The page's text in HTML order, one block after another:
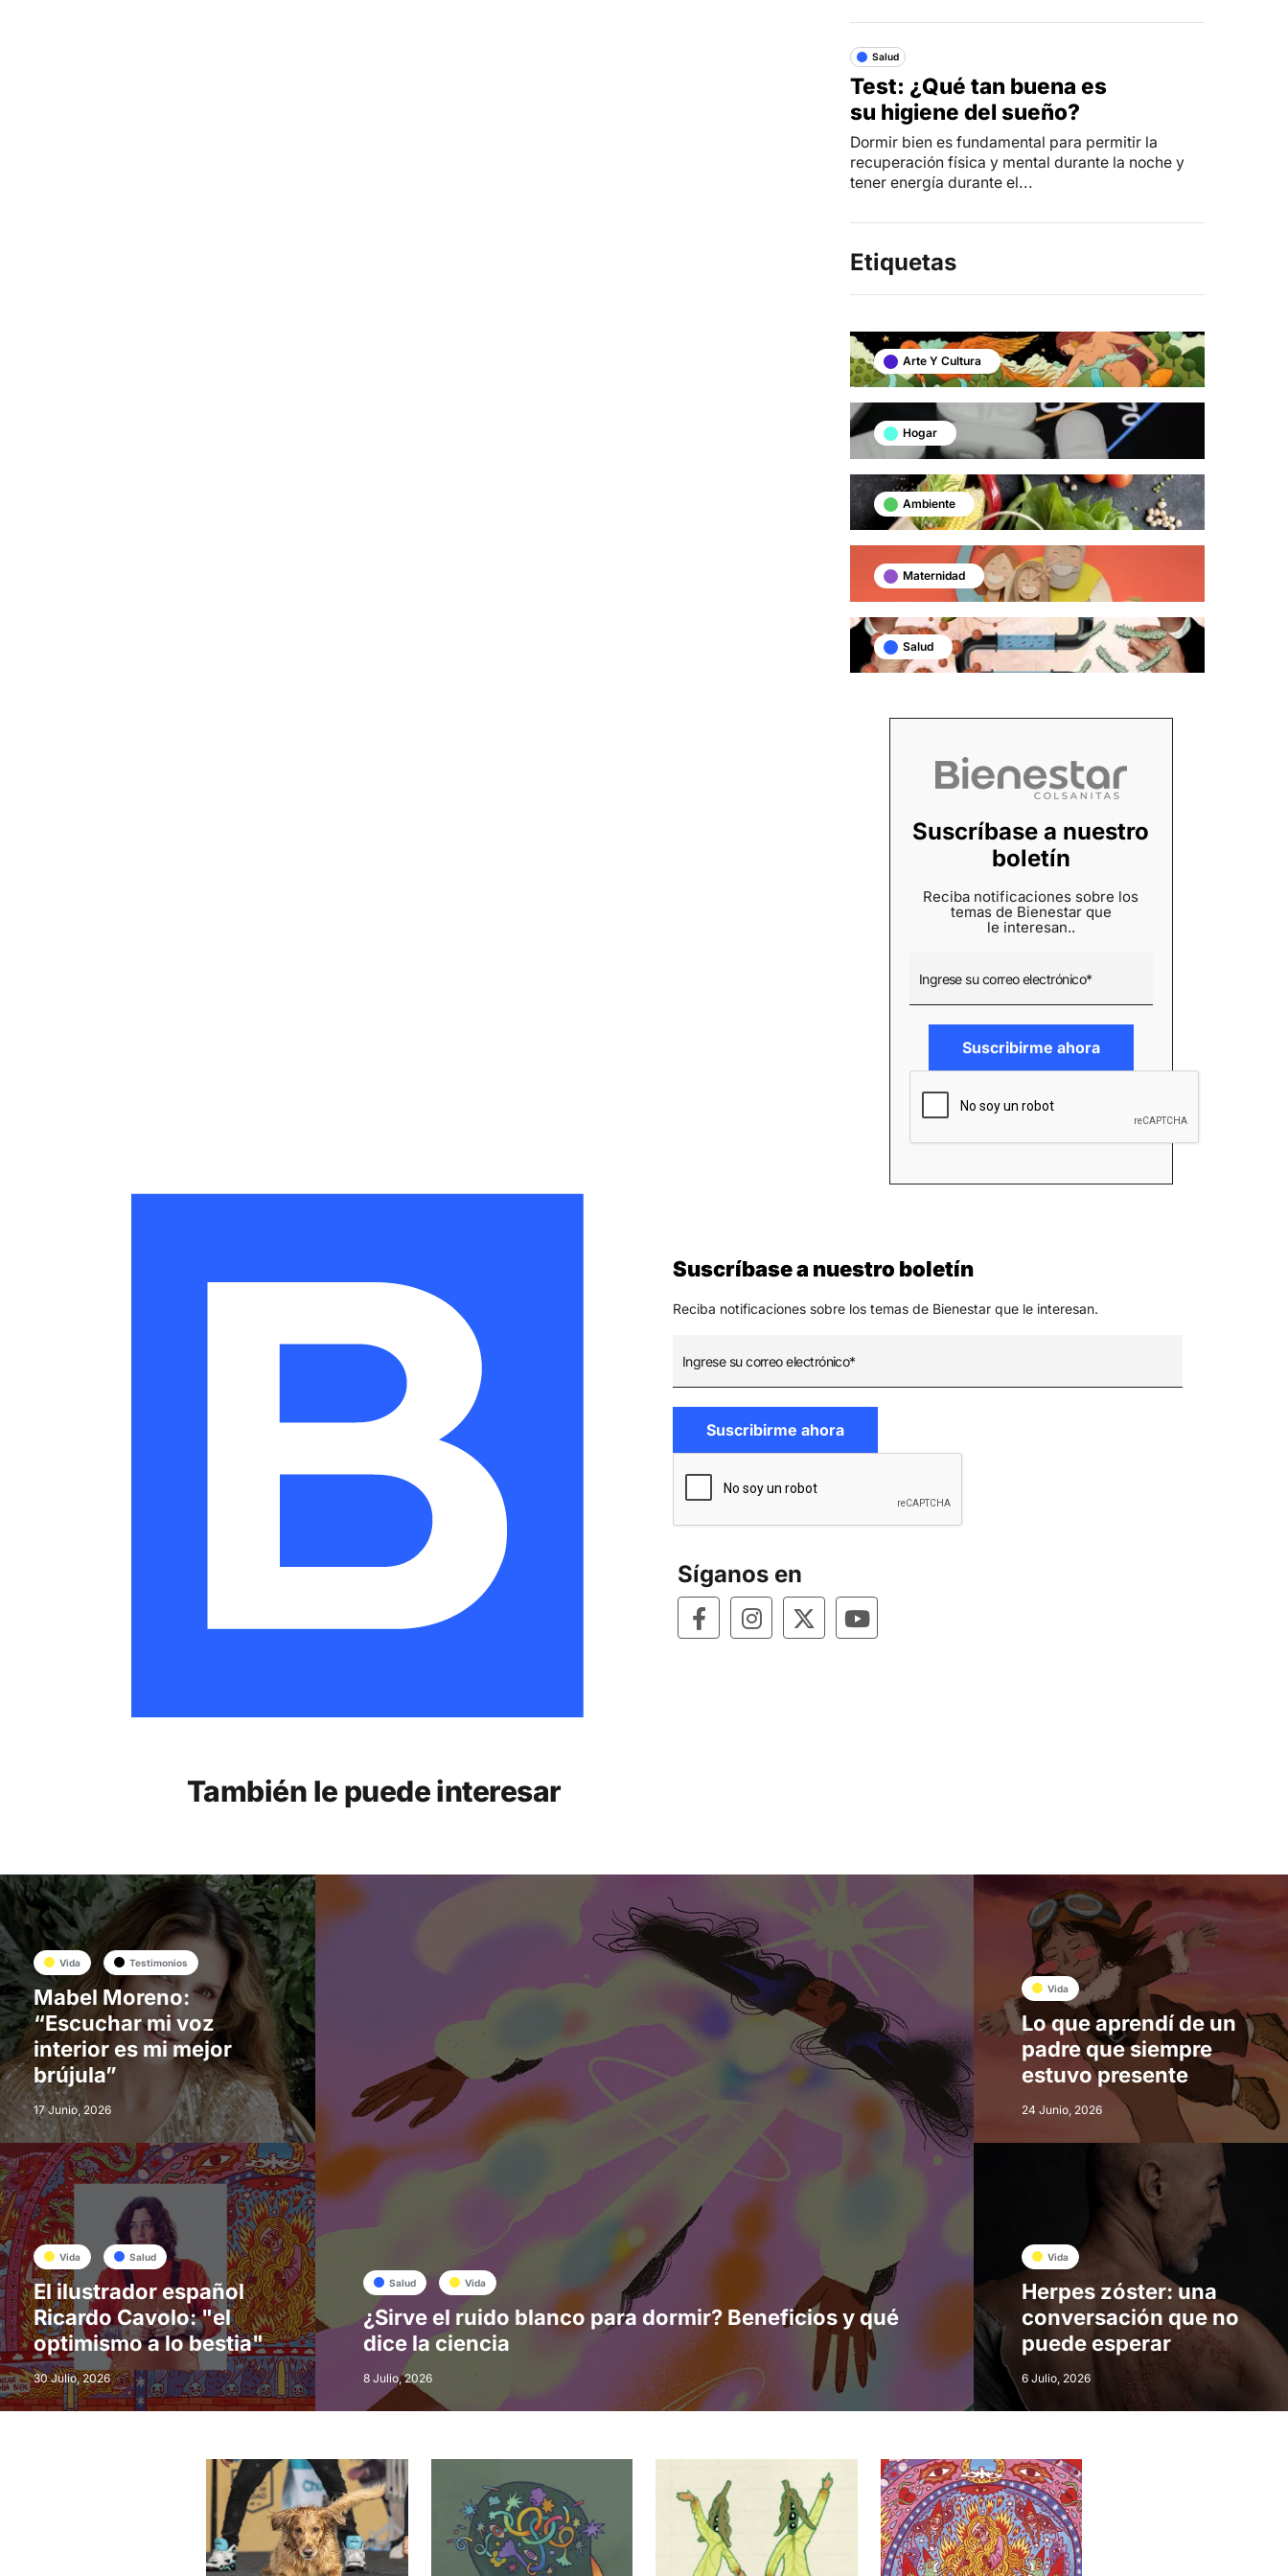
Salud
Test: ¿Qué tan buena es
su higiene del sueño?
Dormir bien es fundamental para permitir la
recuperación física y mental durante la noche y
tener energía durante el...
Etiquetas
Arte Y Cultura
Hogar
Ambiente
Maternidad
Salud
Suscríbase a nuestro
boletín
Reciba notificaciones sobre los
temas de Bienestar que
le interesan..
Suscríbase a nuestro boletín
Reciba notificaciones sobre los temas de Bienestar que le interesan.
Síganos en
También le puede interesar
Vida Testimonios
Mabel Moreno:
“Escuchar mi voz
interior es mi mejor
brújula”
17 Junio, 2026
Vida Salud
El ilustrador español
Ricardo Cavolo: "el
optimismo a lo bestia"
30 Julio, 2026
Salud Vida
¿Sirve el ruido blanco para dormir? Beneficios y qué
dice la ciencia
8 Julio, 2026
Vida
Lo que aprendí de un
padre que siempre
estuvo presente
24 Junio, 2026
Vida
Herpes zóster: una
conversación que no
puede esperar
6 Julio, 2026